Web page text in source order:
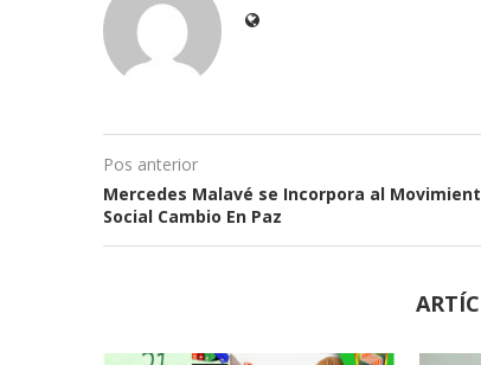
Pos anterior
Mercedes Malavé se Incorpora al
Social Cambio En Paz